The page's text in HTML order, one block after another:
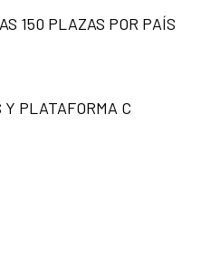
150 PLAZAS POR PAÍS
PLATAFORMA C